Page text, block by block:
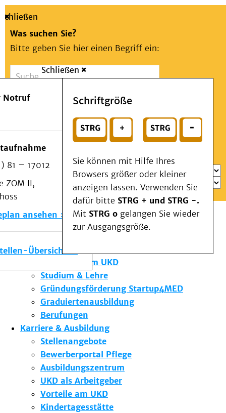
Suche
Schließen
Was suchen Sie?
Bitte geben Sie hier einen Begriff ein:
Suchen
oder
Wählen Sie ein Thema für Ihren Schnelleinstieg
Notfall
Schließen
Notruf
81 – 17012
ZOM II,
ansehen
Übersicht
Schriftgröße
Sie können mit Hilfe Ihres
Browsers größer oder kleiner
anzeigen lassen. Verwenden Sie
dafür bitte STRG + und STRG -.
Mit STRG o gelangen Sie wieder
zur Ausgangsgröße.
Menü
Patienten & Besucher
Kliniken/Institute/Zentren
Als Patient am UKD
Beratung und Unterstützung
Veranstaltungen
Kommunikation im Medizinwesen (KIM)
Notfall
Forschung & Lehre
Die Institute des UKD
Forschung am UKD
Studium & Lehre
Gründungsförderung Startup4MED
Graduiertenausbildung
Berufungen
Karriere & Ausbildung
Stellenangebote
Bewerberportal Pflege
Ausbildungszentrum
UKD als Arbeitgeber
Vorteile am UKD
Kindertagesstätte